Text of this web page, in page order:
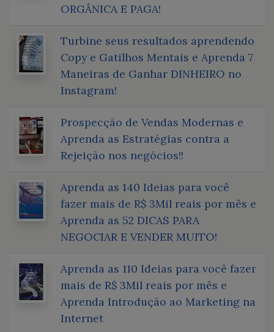
ORGÂNICA E PAGA!
Turbine seus resultados aprendendo
Copy e Gatilhos Mentais e Aprenda 7
Maneiras de Ganhar DINHEIRO no
Instagram!
Prospecção de Vendas Modernas e
Aprenda as Estratégias contra a
Rejeição nos negócios!!
Aprenda as 140 Ideias para você
fazer mais de R$ 3Mil reais por mês e
Aprenda as 52 DICAS PARA
NEGOCIAR E VENDER MUITO!
Aprenda as 110 Ideias para você fazer
mais de R$ 3Mil reais por mês e
Aprenda Introdução ao Marketing na
Internet